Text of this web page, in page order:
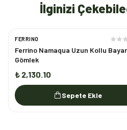
İlginizi
FERRINO
Ferrino Namaqua Uzun Kollu
Gömlek
₺ 2,130.10
Sepete Ekle